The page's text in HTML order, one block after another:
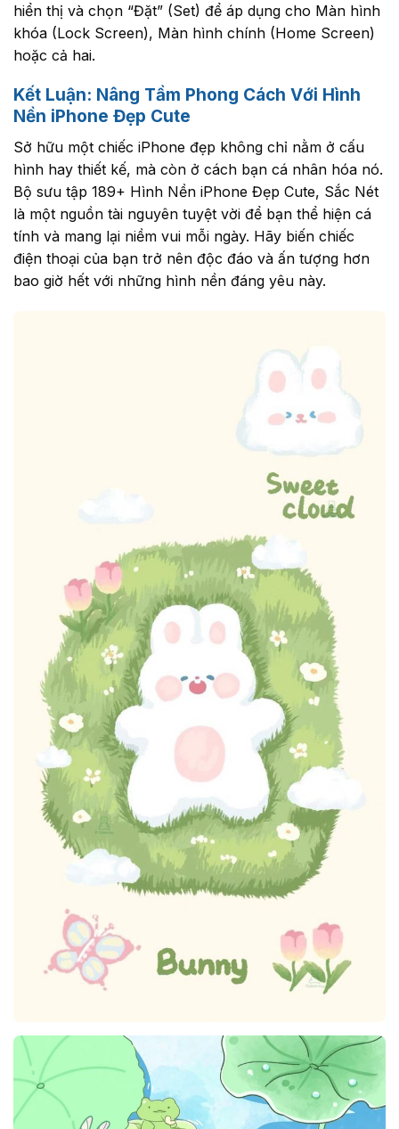
hiển thị và chọn “Đặt” (Set) để áp dụng cho Màn hình
khóa (Lock Screen), Màn hình chính (Home Screen)
hoặc cả hai.
Kết Luận: Nâng Tầm Phong Cách Với Hình
Nền iPhone Đẹp Cute
Sở hữu một chiếc iPhone đẹp không chỉ nằm ở cấu
hình hay thiết kế, mà còn ở cách bạn cá nhân hóa nó.
Bộ sưu tập 189+ Hình Nền iPhone Đẹp Cute, Sắc Nét
là một nguồn tài nguyên tuyệt vời để bạn thể hiện cá
tính và mang lại niềm vui mỗi ngày. Hãy biến chiếc
điện thoại của bạn trở nên độc đáo và ấn tượng hơn
bao giờ hết với những hình nền đáng yêu này.